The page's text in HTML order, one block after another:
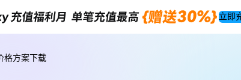
立即
格方案下载